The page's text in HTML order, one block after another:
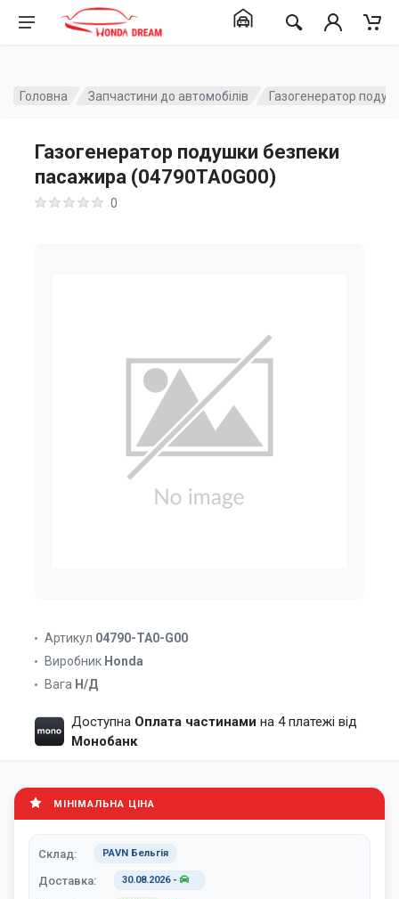
Головна Запчастини до автомобілів Газогенератор
Газогенератор подушки безпеки
пасажира (04790TA0G00)
0
Артикул 04790-TA0-G00
Виробник Honda
Вага Н/Д
Доступна Оплата частинами на 4 платежі від
Монобанк
МІНІМАЛЬНА ЦІНА
Склад: PAVN Бельгія
Доставка: 30.08.2026-